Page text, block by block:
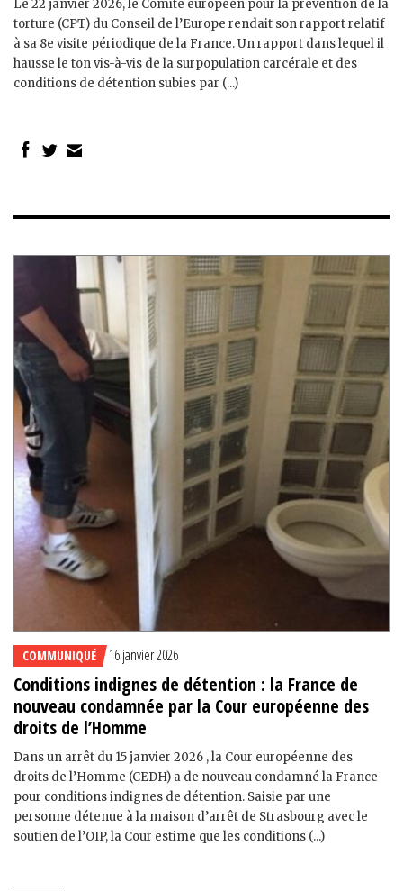
Le 22 janvier 2026, le Comité européen pour la prévention de la
torture (CPT) du Conseil de l’Europe rendait son rapport relatif
à sa 8e visite périodique de la France. Un rapport dans lequel il
hausse le ton vis-à-vis de la surpopulation carcérale et des
conditions de détention subies par (...)
COMMUNIQUÉ 16 janvier 2026
Conditions indignes de détention : la France de
nouveau condamnée par la Cour européenne des
droits de l’Homme
Dans un arrêt du 15 janvier 2026 , la Cour européenne des
droits de l’Homme (CEDH) a de nouveau condamné la France
pour conditions indignes de détention. Saisie par une
personne détenue à la maison d’arrêt de Strasbourg avec le
soutien de l’OIP, la Cour estime que les conditions (...)